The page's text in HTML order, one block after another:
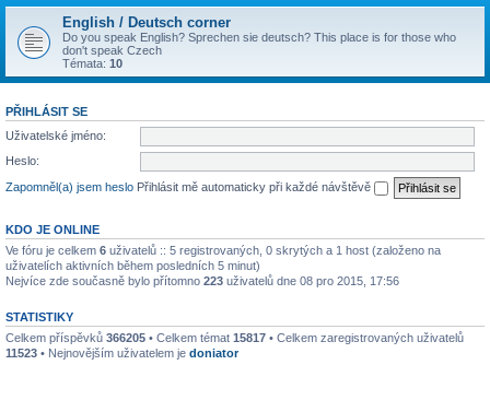
English / Deutsch corner
Do you speak English? Sprechen sie deutsch? This place is for those who
don't speak Czech
Témata: 10
PŘIHLÁSIT SE
Uživatelské jméno:
Heslo:
Zapomněl(a) jsem heslo Přihlásit mě automaticky při každé návštěvě
KDO JE ONLINE
Ve fóru je celkem 6 uživatelů :: 5 registrovaných, 0 skrytých a 1 host (založeno na
uživatelích aktivních během posledních 5 minut)
Nejvíce zde současně bylo přítomno 223 uživatelů dne 08 pro 2015, 17:56
STATISTIKY
Celkem příspěvků 366205 • Celkem témat 15817 • Celkem zaregistrovaných uživatelů
11523 • Nejnovějším uživatelem je doniator